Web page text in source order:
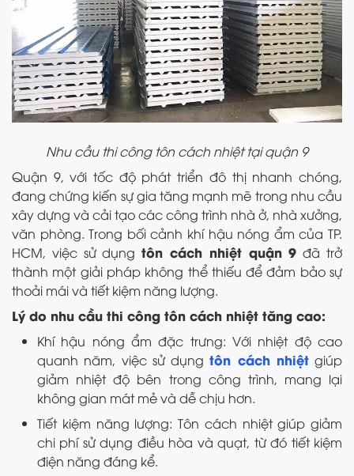
Nhu cầu thi công tôn cách nhiệt tại quận 9
Quận 9, với tốc độ phát triển đô thị nhanh chóng,
đang chứng kiến sự gia tăng mạnh mẽ trong nhu cầu
xây dựng và cải tạo các công trình nhà ở, nhà xưởng,
văn phòng. Trong bối cảnh khí hậu nóng ẩm của TP.
HCM, việc sử dụngtôn cách nhiệt quận 9 đã trở
thành một giải pháp không thể thiếu để đảm bảo sự
thoải mái và tiết kiệm năng lượng.
Lý do nhu cầu thi công tôn cách nhiệt tăng cao:
Khí hậu nóng ẩm đặc trưng: Với nhiệt độ cao
quanh năm, việc sử dụngtôn cách nhiệtgiúp
giảm nhiệt độ bên trong công trình, mang lại
không gian mát mẻ và dễ chịu hơn.
Tiết kiệm năng lượng: Tôn cách nhiệt giúp giảm
chi phí sử dụng điều hòa và quạt, từ đó tiết kiệm
điện năng đáng kể.